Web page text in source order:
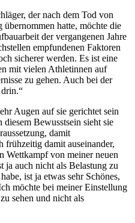
der nach dem Tod von
hatte, möchte die
der vergangenen Jahre
empfundenen Faktoren
sicherer werden. Es ist eine
mit vielen Athletinnen auf
zu gehen. Auch bei der
Augen auf sie gerichtet sein
Bewusstsein sieht sie
damit
frühzeitig damit auseinander,
Wettkampf von meiner neuen
ja auch nicht als Belastung zu
ist ja etwas sehr Schönes,
möchte bei meiner Einstellung
sehen und nicht als